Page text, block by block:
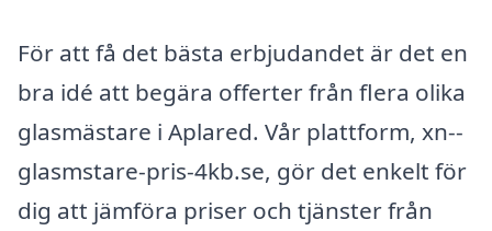
För att få det bästa erbjudandet är det en
bra idé att begära offerter från flera olika
glasmästare i Aplared. Vår plattform, xn--
glasmstare-pris-4kb.se, gör det enkelt för
dig att jämföra priser och tjänster från